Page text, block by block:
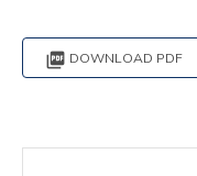
 DOWNLOAD PDF